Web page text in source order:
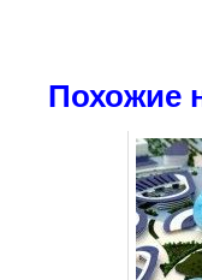
Похожие